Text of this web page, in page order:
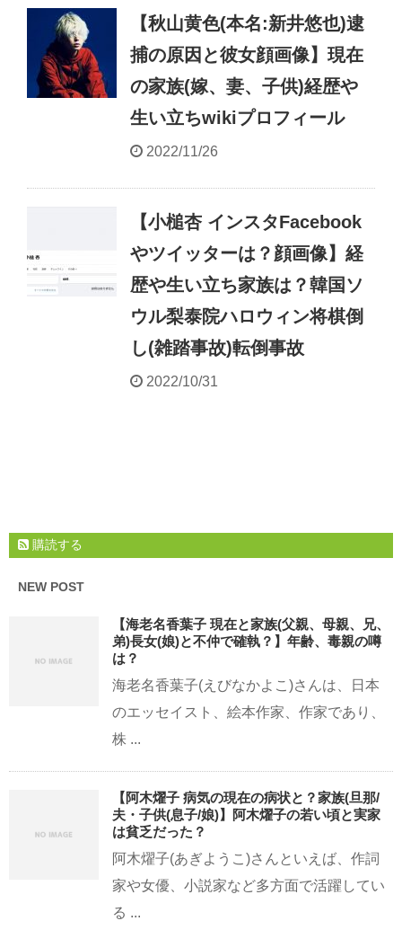
【秋山黄色(本名:新井悠也)逮
捕の原因と彼女顔画像】現在
の家族(嫁、妻、子供)経歴や
生い立ちwikiプロフィール
2022/11/26
【小槌杏 インスタFacebook
やツイッターは？顔画像】経
歴や生い立ち家族は？韓国ソ
ウル梨泰院ハロウィン将棋倒
し(雑踏事故)転倒事故
2022/10/31
購読する
NEW POST
【海老名香葉子 現在と家族(父親、母親、兄、
弟)長女(娘)と不仲で確執？】年齢、毒親の噂
は？
海老名香葉子(えびなかよこ)さんは、日本
のエッセイスト、絵本作家、作家であり、
株 ...
【阿木燿子 病気の現在の病状と？家族(旦那/
夫・子供(息子/娘)】阿木燿子の若い頃と実家
は貧乏だった？
阿木燿子(あぎようこ)さんといえば、作詞
家や女優、小説家など多方面で活躍してい
る ...